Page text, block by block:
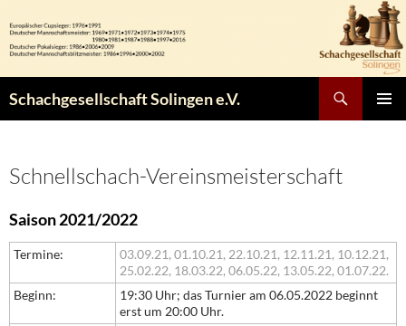
Inhalt
springen
Schachgesellschaft Solingen e.V.
Schnellschach-Vereinsmeisterschaft
Saison 2021/2022
Termine: 03.09.21, 01.10.21, 22.10.21, 12.11.21, 10.12.21,
25.02.22, 18.03.22, 06.05.22, 13.05.22, 01.07.22.
Beginn:
19:30 Uhr; das Turnier am 06.05.2022 beginnt
erst um 20:00 Uhr.